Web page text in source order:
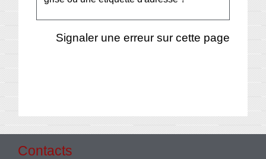
Signaler une erreur sur cette page
Contacts